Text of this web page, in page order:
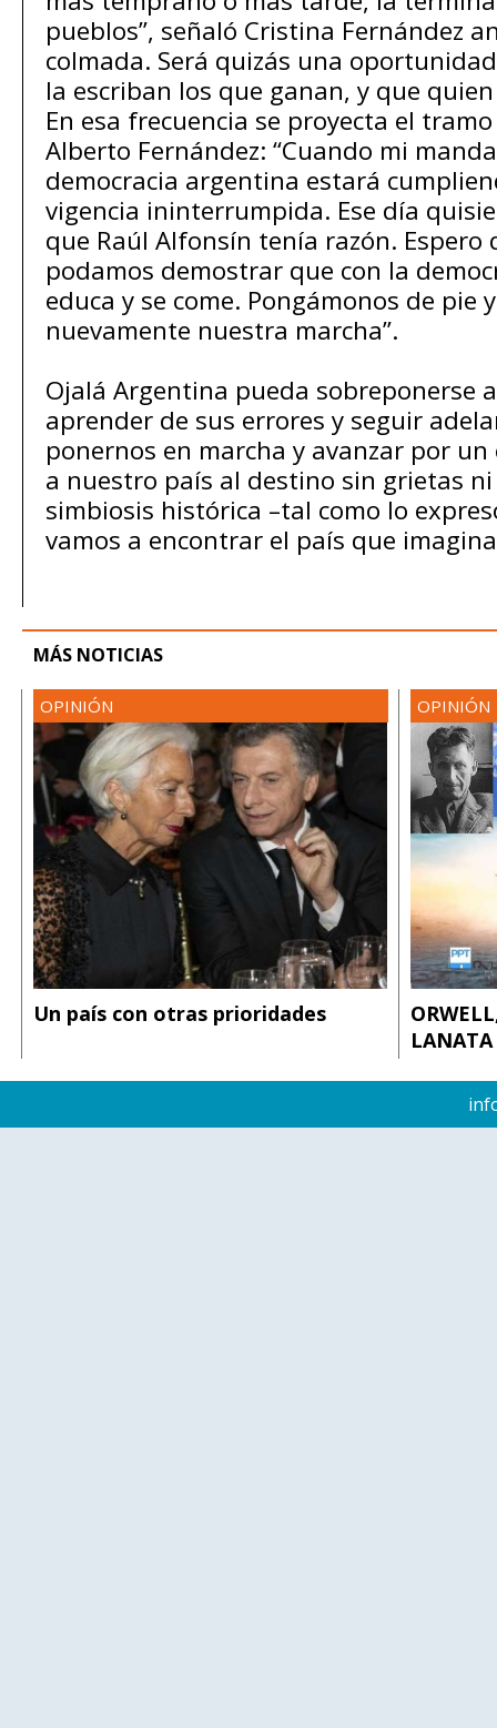
pueblos”, señaló Cristina Fernández
colmada. Será quizás una
la escriban los que ganan, y que
En esa frecuencia se proyecta el
Alberto Fernández: “Cuando mi
democracia argentina estará
vigencia ininterrumpida. Ese día
que Raúl Alfonsín tenía razón. Espero
podamos demostrar que con la
educa y se come. Pongámonos de pie
nuevamente nuestra marcha”.
Ojalá Argentina pueda sobreponerse
aprender de sus errores y seguir
ponernos en marcha y avanzar por
a nuestro país al destino sin grietas
simbiosis histórica –tal como lo
vamos a encontrar el país que
MÁS NOTICIAS
OPINIÓN
Un país con otras prioridades
OPINIÓN
LANATA